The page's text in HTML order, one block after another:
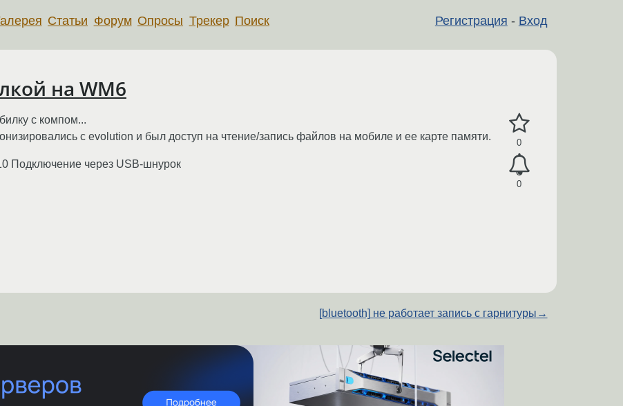
Регистрация - Вход
Статьи Форум Опросы Трекер Поиск
на WM6
0
0
с компом...
с evolution и был доступ на чтение/запись файлов на мобиле и ее карте памяти.
Подключение через USB-шнурок
[bluetooth] не работает запись с гарнитуры →